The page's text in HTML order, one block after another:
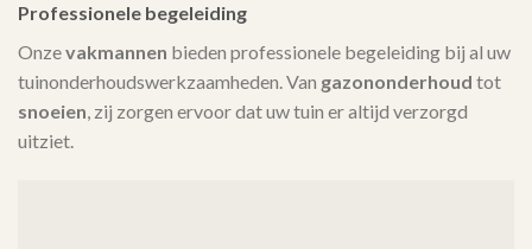
Professionele begeleiding
Onzevakmannen bieden professionele begeleiding bij al uw
tuinonderhoudswerkzaamheden. Van gazononderhoud tot
snoeien, zij zorgen ervoor dat uw tuin er altijd verzorgd
uitziet.